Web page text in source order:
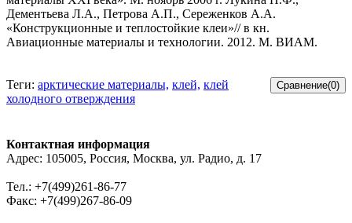
Дементьева Л.А., Петрова А.П., Сереженков А.А.
«Конструкционные и теплостойкие клеи»// в кн.
Авиационные материалы и технологии. 2012. М. ВИАМ.
Теги: арктические материалы, клей, клей
холодного отверждения
Контактная информация
Адрес: 105005, Россия, Москва, ул. Радио, д. 17
Тел.: +7(499)261-86-77
Факс: +7(499)267-86-09